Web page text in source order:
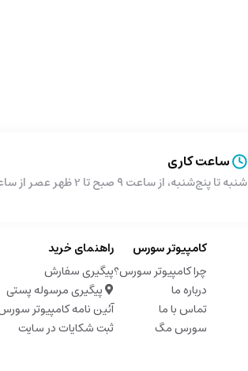
ساعت کاری
شنبه تا پنج‌شنبه، از ساعت ۹ صبح تا 2 ظهر عصر از ساعت 5 تا 9 شب
کامپیوتر سورس
چرا کامپیوتر سورس؟
درباره ما
تماس با ما
سورس مگ
راهنمای خرید
پیگیری سفارش
پیگیری مرسوله پستی
آئین نامه کامپیوتر
ثبت شکایات در سایت